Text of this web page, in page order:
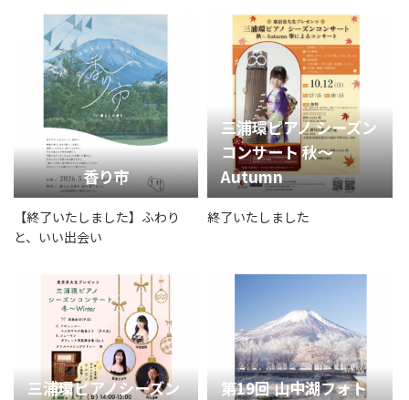
香り市
【終了いたしました】ふわり
と、いい出会い
三浦環ピアノ シーズン
コンサート 秋～
Autumn
終了いたしました
三浦環ピアノシーズン
第19回 山中湖フォト